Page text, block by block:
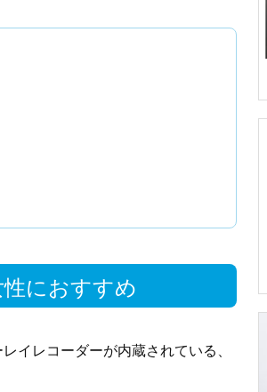
におすすめ
イレコーダーが内蔵されている、